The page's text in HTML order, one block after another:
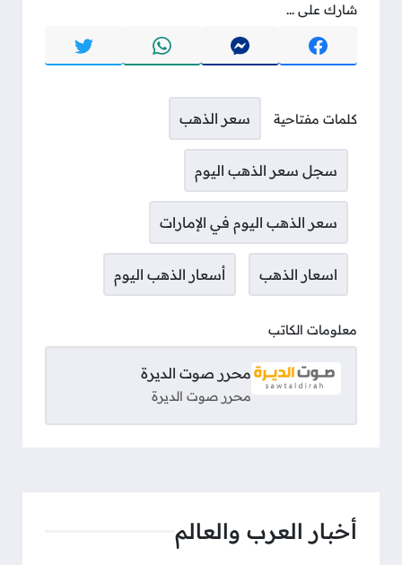
شارك على ...
كلمات مفتاحية سعر الذهب
سجل سعر الذهب اليوم
سعر الذهب اليوم في الإمارات
اسعار الذهب أسعار الذهب اليوم
معلومات الكاتب
محرر صوت الديرة
محرر صوت الديرة
أخبار العرب والعالم